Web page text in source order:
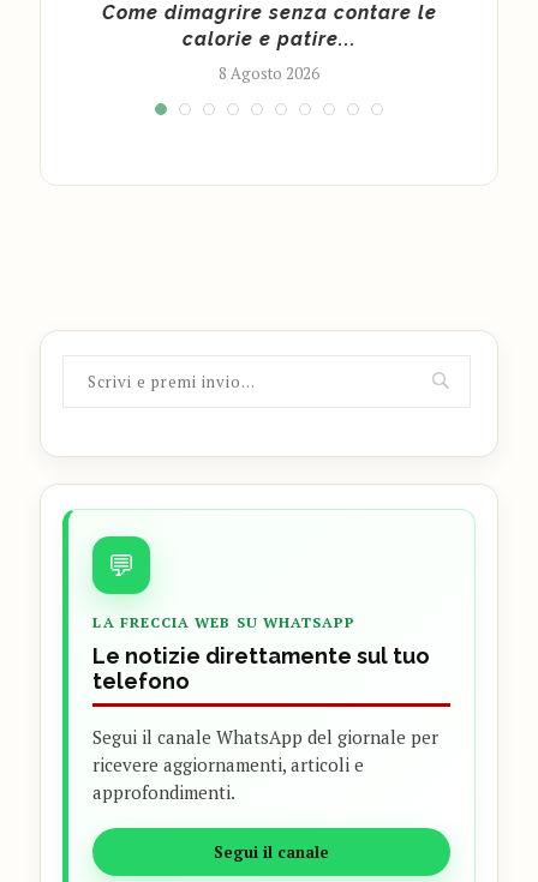
Come dimagrire senza contare le
calorie e patire...
8 Agosto 2026
💬
LA FRECCIA WEB SU WHATSAPP
Le notizie direttamente sul tuo
telefono
Segui il canale WhatsApp del giornale per
ricevere aggiornamenti, articoli e
approfondimenti.
Segui il canale